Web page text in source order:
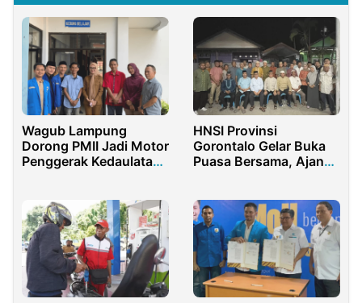
Wagub Lampung
Dorong PMII Jadi Motor
Penggerak Kedaulatan
HNSI Provinsi
Gorontalo Gelar Buka
Puasa Bersama, Ajang